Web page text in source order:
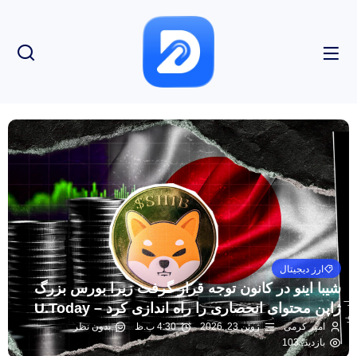
ارز دیجیتال
شیبا اینو در کانون توجه قرار گرفت زیرا بورس بزرگ
ژاپن محتوای انحصاری را راه اندازی کرد – U.Today
امیر کرمی ژوئن 23, 2026 4:30 ب.ظ
بدون نظر
بازدید: 103